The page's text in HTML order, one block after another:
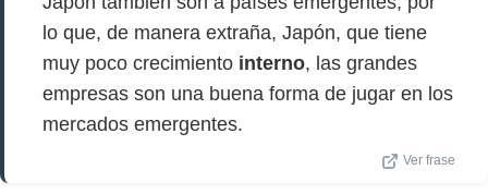
lo que, de manera extraña, Japón, que tiene
muy poco crecimiento interno, las grandes
empresas son una buena forma de jugar en los
mercados emergentes.
Ver frase